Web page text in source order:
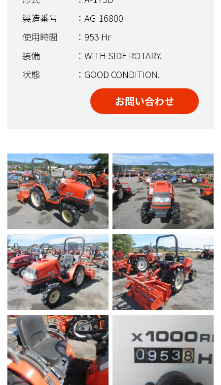
製造番号
：AG-16800
使用時間
：953 Hr
装備
：WITH SIDE ROTARY.
状態
：GOOD CONDITION.
お問い合わせ